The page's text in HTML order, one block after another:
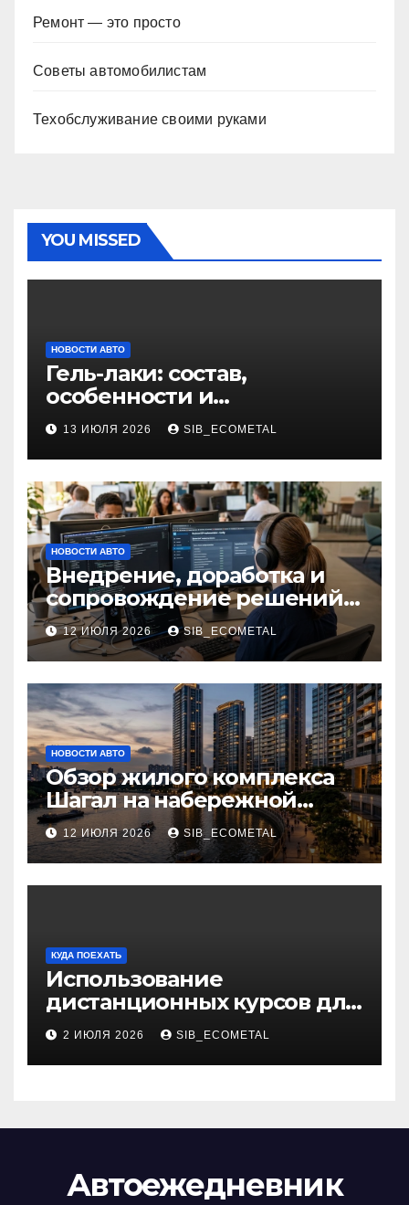
Ремонт — это просто
Советы автомобилистам
Техобслуживание своими руками
YOU MISSED
НОВОСТИ АВТО
Гель-лаки: состав,
особенности и
применение в маникюре
13 ИЮЛЯ 2026 SIB_ECOMETAL
НОВОСТИ АВТО
Внедрение, доработка и
сопровождение решений
на платформе 1С
12 ИЮЛЯ 2026 SIB_ECOMETAL
НОВОСТИ АВТО
Обзор жилого комплекса
Шагал на набережной
Марка Шагала
12 ИЮЛЯ 2026 SIB_ECOMETAL
КУДА ПОЕХАТЬ
Использование
дистанционных курсов для
изучения актуальных
специальностей
2 ИЮЛЯ 2026 SIB_ECOMETAL
Автоежедневник